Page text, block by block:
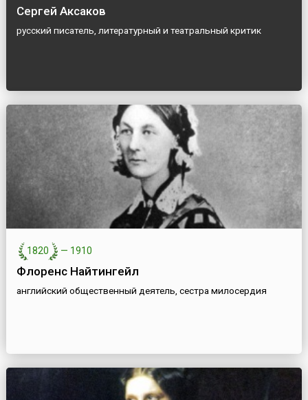
Сергей Аксаков
русский писатель, литературный и театральный критик
1820 — 1910
Флоренс Найтингейл
английский общественный деятель, сестра милосердия